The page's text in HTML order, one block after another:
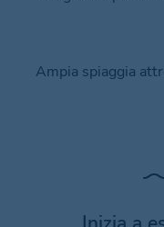
Ampia spiaggia